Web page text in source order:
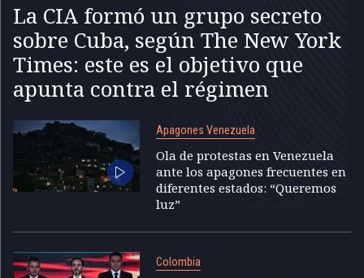
La CIA formó un grupo secreto
sobre Cuba, según The New York
Times: este es el objetivo que
apunta contra el régimen
Apagones Venezuela
Ola de protestas en Venezuela
ante los apagones frecuentes en
diferentes estados: “Queremos
luz”
Colombia